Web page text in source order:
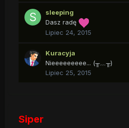
sleeping
Dasz radę
Lipiec 24, 2015
Kuracyja
Nieeeeeeeee... (╥﹏╥)
Lipiec 25, 2015
Siper